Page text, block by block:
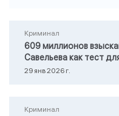
Криминал
609 миллионов
Савельева как тест
29 янв 2026 г.
Криминал